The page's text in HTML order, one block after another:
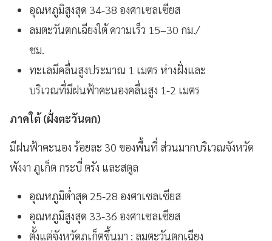
อุณหภูมิสูงสุด 34-38 องศาเซลเซียส
ลมตะวันตกเฉียงใต้ ความเร็ว 15–30 กม./
ชม.
ทะเลมีคลื่นสูงประมาณ 1 เมตร ห่างฝั่งและ
บริเวณที่มีฝนฟ้าคะนองคลื่นสูง 1-2 เมตร
ภาคใต้ (ฝั่งตะวันตก)
มีฝนฟ้าคะนอง ร้อยละ 30 ของพื้นที่ ส่วนมากบริเวณจังหวัด
พังงา ภูเก็ต กระบี่ ตรัง และสตูล
อุณหภูมิต่ำสุด 25-28 องศาเซลเซียส
อุณหภูมิสูงสุด 33-36 องศาเซลเซียส
ตั้งแต่จังหวัดภูเก็ตขึ้นมา : ลมตะวันตกเฉียง